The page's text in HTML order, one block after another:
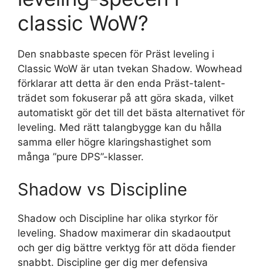
classic WoW?
Den snabbaste specen för Präst leveling i
Classic WoW är utan tvekan Shadow. Wowhead
förklarar att detta är den enda Präst-talent-
trädet som fokuserar på att göra skada, vilket
automatiskt gör det till det bästa alternativet för
leveling. Med rätt talangbygge kan du hålla
samma eller högre klaringshastighet som
många ”pure DPS”-klasser.
Shadow vs Discipline
Shadow och Discipline har olika styrkor för
leveling. Shadow maximerar din skadaoutput
och ger dig bättre verktyg för att döda fiender
snabbt. Discipline ger dig mer defensiva